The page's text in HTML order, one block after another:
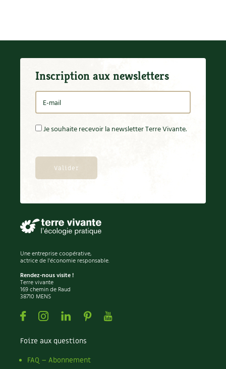
Inscription aux newsletters
Je souhaite recevoir la newsletter Terre Vivante.
Une entreprise coopérative,
actrice de l'économie responsable.
Rendez-nous visite !
Terre vivante
169 chemin de Raud
38710 MENS
FacebookInstagramLinkedin
PinterestYoutube
Foire aux questions
FAQ – Abonnement